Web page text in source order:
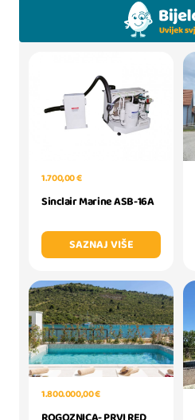
1.700,00 €
Sinclair Marine ASB-16A
SAZNAJ VIŠE
1.800.000,00 €